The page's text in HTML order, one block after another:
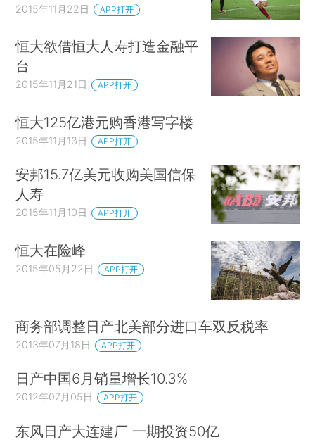
2015年11月22日 APP打开
恒大欲借恒大人寿打造金融平
台
2015年11月21日 APP打开
恒大125亿港元购香港写字楼
2015年11月13日 APP打开
安邦15.7亿美元收购美国信保
人寿
2015年11月10日 APP打开
恒大在险峰
2015年05月22日 APP打开
商务部调整日产北美部分进口车双反税率
2013年07月18日 APP打开
日产中国6月销量增长10.3%
2012年07月05日 APP打开
东风日产大连建厂 一期投资50亿